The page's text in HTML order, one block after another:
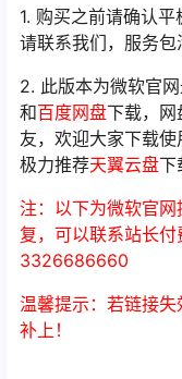
1. 购买之前请确认
请联系我们，服务包
2. 此版本为微软官
和百度网盘下载，网
友，欢迎大家下载
极力推荐天翼云盘下
注：以下为微软官
复，可以联系站长付
3326686660
温馨提示：若链接
补上！